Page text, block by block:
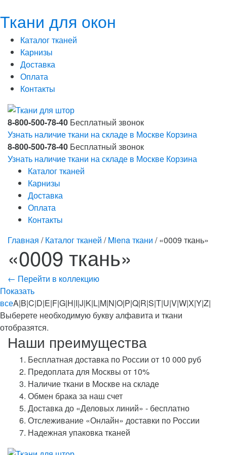
Ткани для окон
Каталог тканей
Карнизы
Доставка
Оплата
Контакты
8-800-500-78-40 Бесплатный звонок
Узнать наличие ткани на складе в Москве Корзина
8-800-500-78-40 Бесплатный звонок
Узнать наличие ткани на складе в Москве Корзина
Каталог тканей
Карнизы
Доставка
Оплата
Контакты
Главная /Каталог тканей /Miena ткани / «0009 ткань»
«0009 ткань»
← Перейти в коллекцию
Показать
всеA|B|C|D|E|F|G|H|I|J|K|L|M|N|O|P|Q|R|S|T|U|V|W|X|Y|Z|
Выберете необходимую букву алфавита и ткани
отобразятся.
Наши преимущества
Бесплатная доставка по России от 10 000 руб
Предоплата для Москвы от 10%
Наличие ткани в Москве на складе
Обмен брака за наш счет
Доставка до «Деловых линий» - бесплатно
Отслеживание «Онлайн» доставки по России
Надежная упаковка тканей